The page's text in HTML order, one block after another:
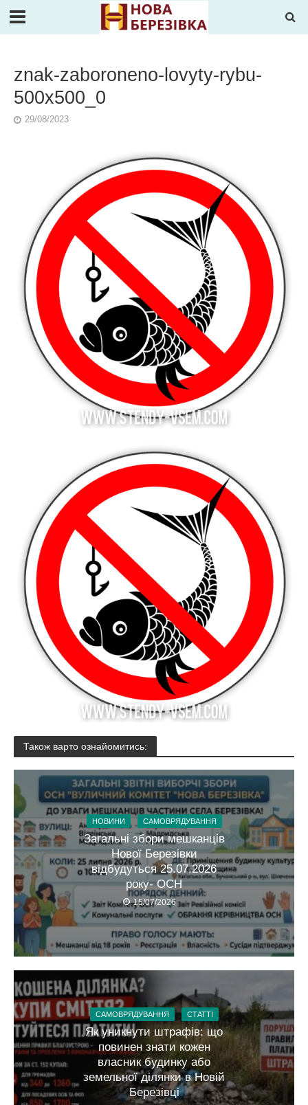
znak-zaboroneno-lovyty-rybu-
500x500_0
29/08/2023
Також варто ознайомитись:
НОВИНИ САМОВРЯДУВАННЯ
Загальні збори мешканців
Нової Березівки
відбудуться 25.07.2026
року- ОСН
15/07/2026
САМОВРЯДУВАННЯ СТАТТІ
Як уникнути штрафів: що
повинен знати кожен
власник будинку або
земельної ділянки в Новій
Березівці